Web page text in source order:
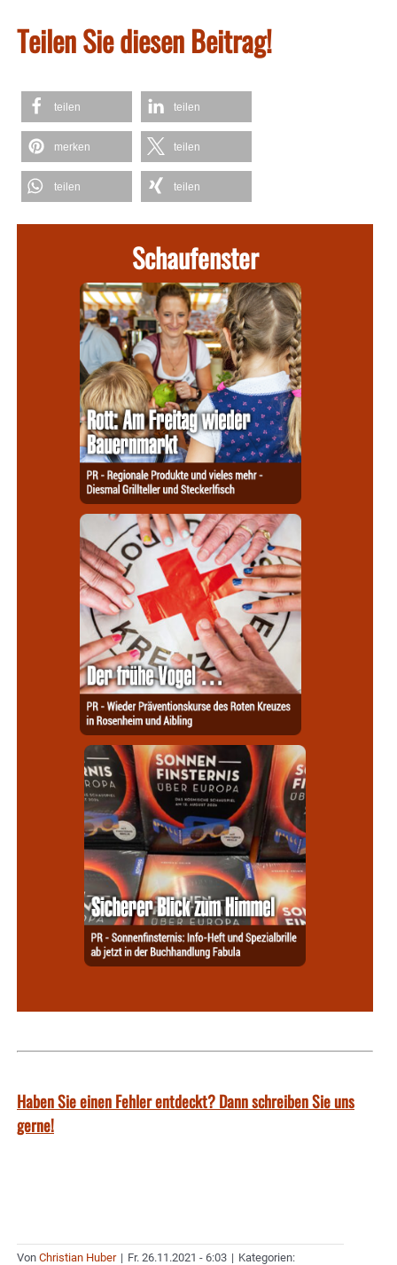
Teilen Sie diesen Beitrag!
teilen teilen
merken teilen
teilen teilen
Schaufenster
Haben Sie einen Fehler entdeckt? Dann schreiben Sie uns
gerne!
Von Christian Huber | Fr. 26.11.2021 - 6:03 | Kategorien: